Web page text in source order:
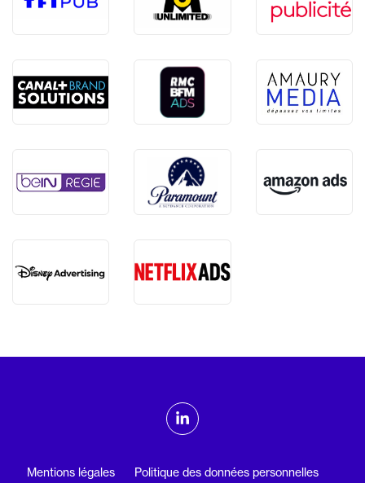
ADMTV sur les réseaux sociaux
Linkedin
Mentions légales Politique des données personnelles